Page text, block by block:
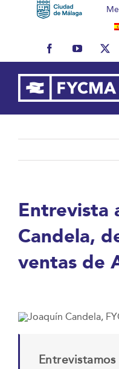
FacebookYouTubeX
Entrevista
Candela,
ventas de